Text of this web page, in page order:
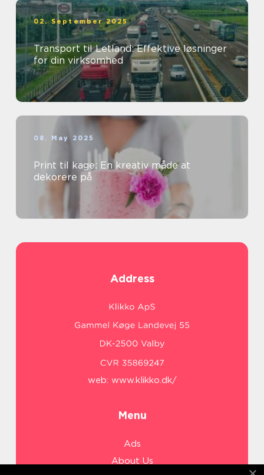
02. September 2025
Transport til Letland: Effektive løsninger
for din virksomhed
08. May 2025
Print til kage: En kreativ måde at
dekorere på
Address
web: www.klikko.dk/
Menu
Ads
About Us